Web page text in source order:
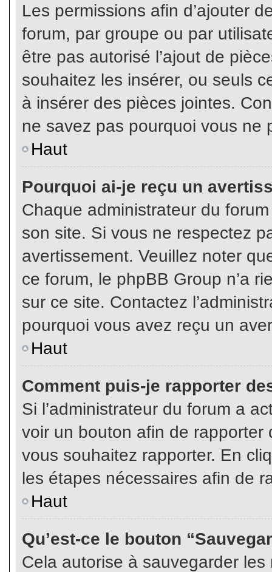
Les permissions afin d’ajouter
forum, par groupe ou par
être pas autorisé l’ajout de
souhaitez les insérer, ou seuls
à insérer des pièces jointes.
ne savez pas pourquoi vous ne
Haut
Pourquoi ai-je reçu un
Chaque administrateur du
son site. Si vous ne respectez
avertissement. Veuillez noter
ce forum, le phpBB Group n’a
sur ce site. Contactez
pourquoi vous avez reçu un
Haut
Comment puis-je rapporter
Si l’administrateur du forum a
voir un bouton afin de
vous souhaitez rapporter. En
les étapes nécessaires afin de
Haut
Qu’est-ce le bouton
Cela autorise à sauvegarder